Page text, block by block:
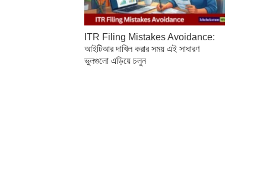
ITR Filing Mistakes Avoidance:
আইটিআর দাখিল করার সময় এই সাধারণ
ভুলগুলো এড়িয়ে চলুন